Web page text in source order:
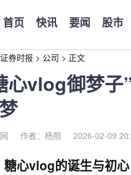
首页 快讯 要闻 股市
证券时报 > 公司 > 正文
心vlog御梦子
作者：杨照 2026-02-09
糖心vlog的诞生与初心